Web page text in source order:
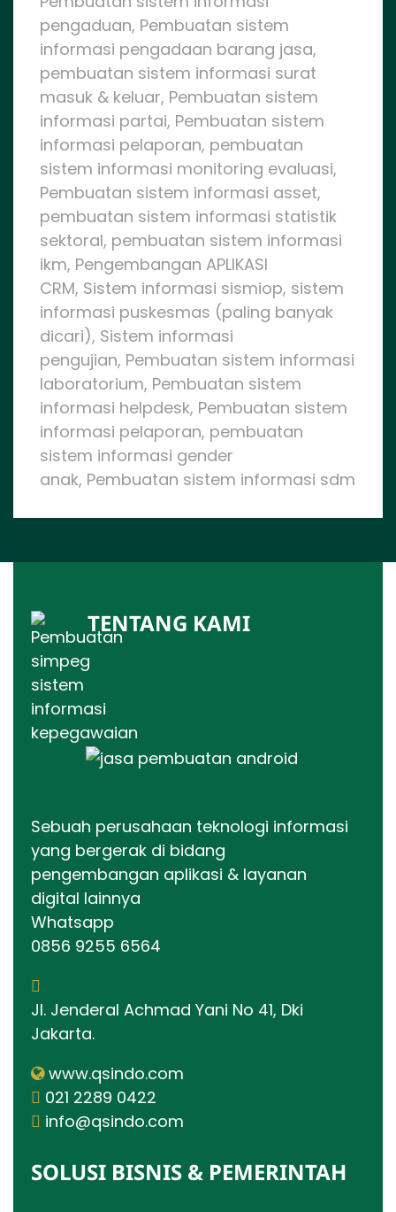
pengaduan, Pembuatan sistem
informasi pengadaan barang jasa,
pembuatan sistem informasi surat
masuk & keluar, Pembuatan sistem
informasi partai, Pembuatan sistem
informasi pelaporan, pembuatan
sistem informasi monitoring evaluasi,
Pembuatan sistem informasi asset,
pembuatan sistem informasi statistik
sektoral, pembuatan sistem informasi
ikm, Pengembangan APLIKASI
CRM, Sistem informasi sismiop, sistem
informasi puskesmas (paling banyak
dicari), Sistem informasi
pengujian, Pembuatan sistem informasi
laboratorium, Pembuatan sistem
informasi helpdesk, Pembuatan sistem
informasi pelaporan, pembuatan
sistem informasi gender
anak, Pembuatan sistem informasi sdm
TENTANG KAMI
Sebuah perusahaan teknologi informasi
yang bergerak di bidang
pengembangan aplikasi & layanan
digital lainnya
Whatsapp
0856 9255 6564
Jl. Jenderal Achmad Yani No 41, Dki
Jakarta.
www.qsindo.com
021 2289 0422
info@qsindo.com
SOLUSI BISNIS & PEMERINTAH